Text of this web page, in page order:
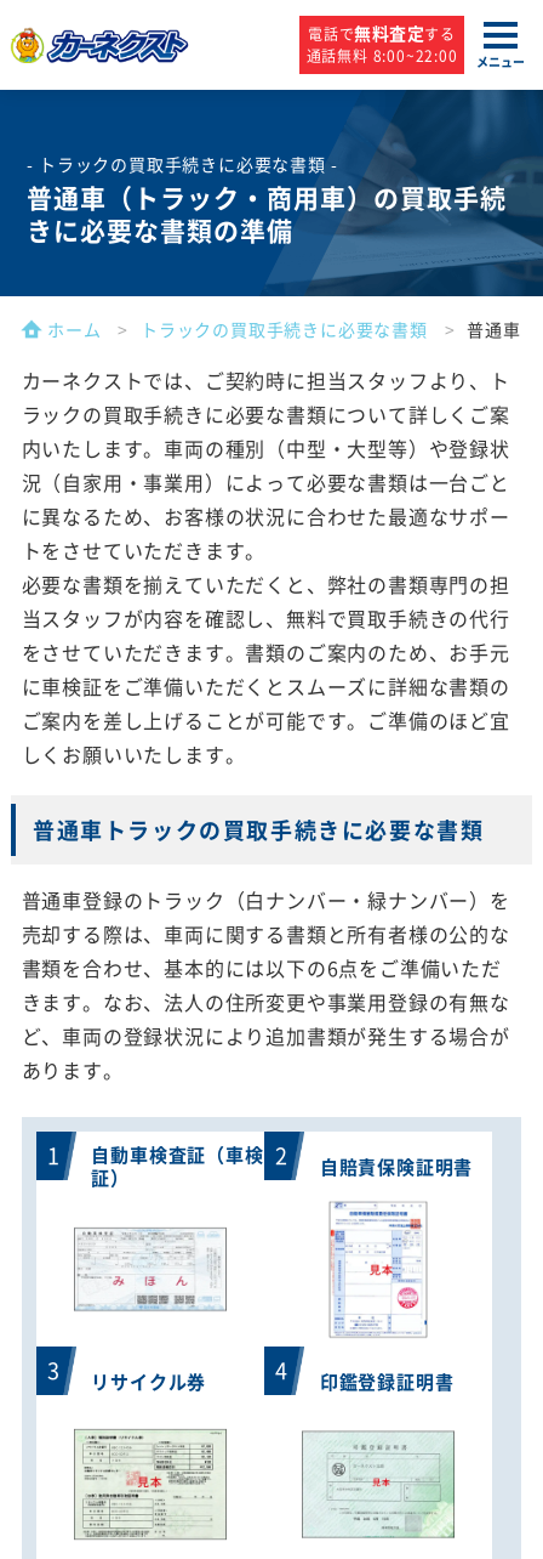
電話で無料査定する
通話無料 8:00~22:00
メニュー
- トラックの買取手続きに必要な書類 -
普通車（トラック・商用車）の買取手続
きに必要な書類の準備
ホーム トラックの買取手続きに必要な書類 普通車
カーネクストでは、ご契約時に担当スタッフより、ト
ラックの買取手続きに必要な書類について詳しくご案
内いたします。車両の種別（中型・大型等）や登録状
況（自家用・事業用）によって必要な書類は一台ごと
に異なるため、お客様の状況に合わせた最適なサポー
トをさせていただきます。
必要な書類を揃えていただくと、弊社の書類専門の担
当スタッフが内容を確認し、無料で買取手続きの代行
をさせていただきます。書類のご案内のため、お手元
に車検証をご準備いただくとスムーズに詳細な書類の
ご案内を差し上げることが可能です。ご準備のほど宜
しくお願いいたします。
普通車トラックの買取手続きに必要な書類
普通車登録のトラック（白ナンバー・緑ナンバー）を
売却する際は、車両に関する書類と所有者様の公的な
書類を合わせ、基本的には以下の6点をご準備いただ
きます。なお、法人の住所変更や事業用登録の有無な
ど、車両の登録状況により追加書類が発生する場合が
あります。
1
自動車検査証（車検
証）
2 自賠責保険証明書
3 リサイクル券 4 印鑑登録証明書